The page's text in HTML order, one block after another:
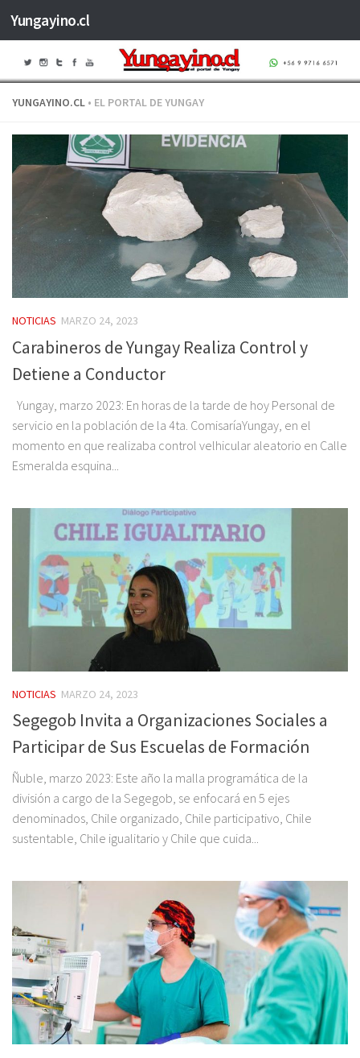
Saltar al contenido
Yungayino.cl
YUNGAYINO.CL • EL PORTAL DE YUNGAY
NOTICIAS MARZO 24, 2023
Carabineros de Yungay Realiza Control y
Detiene a Conductor
Yungay, marzo 2023: En horas de la tarde de hoy Personal de
servicio en la población de la 4ta. ComisaríaYungay, en el
momento en que realizaba control velhicular aleatorio en Calle
Esmeralda esquina...
NOTICIAS MARZO 24, 2023
Segegob Invita a Organizaciones Sociales a
Participar de Sus Escuelas de Formación
Ñuble, marzo 2023: Este año la malla programática de la
división a cargo de la Segegob, se enfocará en 5 ejes
denominados, Chile organizado, Chile participativo, Chile
sustentable, Chile igualitario y Chile que cuida...